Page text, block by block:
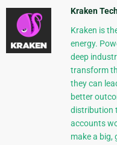
Kraken
Kraken is
energy.
deep
transform
they can
better
distribution
accounts
make a big,